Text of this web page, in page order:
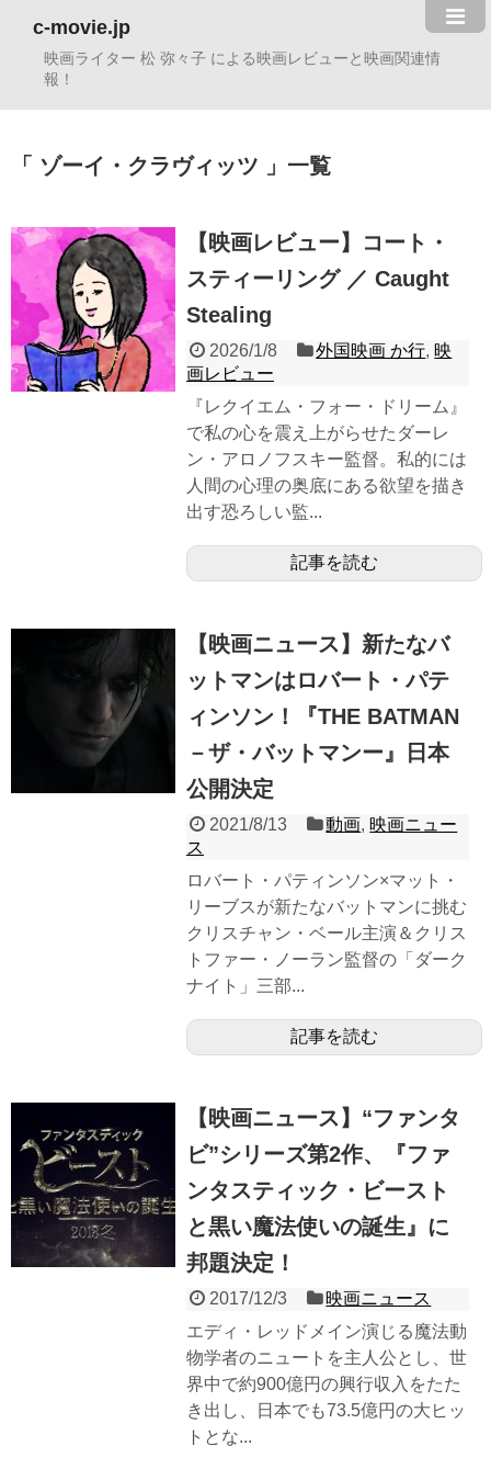
c-movie.jp
映画ライター 松 弥々子 による映画レビューと映画関連情
報！
ゾーイ・クラヴィッツ 一覧
【映画レビュー】コート・
スティーリング ／ Caught
Stealing
2026/1/8 外国映画 か行, 映
画レビュー
『レクイエム・フォー・ドリーム』
で私の心を震え上がらせたダーレ
ン・アロノフスキー監督。私的には
人間の心理の奥底にある欲望を描き
出す恐ろしい監...
記事を読む
【映画ニュース】新たなバ
ットマンはロバート・パテ
ィンソン！『THE BATMAN
－ザ・バットマンー』日本
公開決定
2021/8/13 動画, 映画ニュー
ス
ロバート・パティンソン×マット・
リーブスが新たなバットマンに挑む
クリスチャン・ベール主演＆クリス
トファー・ノーラン監督の「ダーク
ナイト」三部...
記事を読む
【映画ニュース】“ファンタ
ビ”シリーズ第2作、『ファ
ンタスティック・ビースト
と黒い魔法使いの誕生』に
邦題決定！
2017/12/3
映画ニュース
エディ・レッドメイン演じる魔法動
物学者のニュートを主人公とし、世
界中で約900億円の興行収入をたた
き出し、日本でも73.5億円の大ヒッ
トとな...